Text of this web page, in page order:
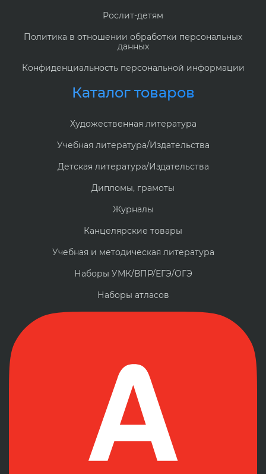
Рослит-детям
Политика в отношении обработки персональных
данных
Конфиденциальность персональной информации
Каталог товаров
Художественная литература
Учебная литература/Издательства
Детская литература/Издательства
Дипломы, грамоты
Журналы
Канцелярские товары
Учебная и методическая литература
Наборы УМК/ВПР/ЕГЭ/ОГЭ
Наборы атласов